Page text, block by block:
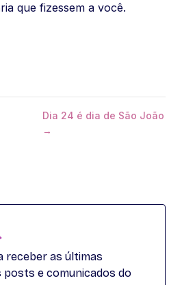
que fizessem a você.
Dia 24 é dia de São João
→
receber as últimas
posts e comunicados do